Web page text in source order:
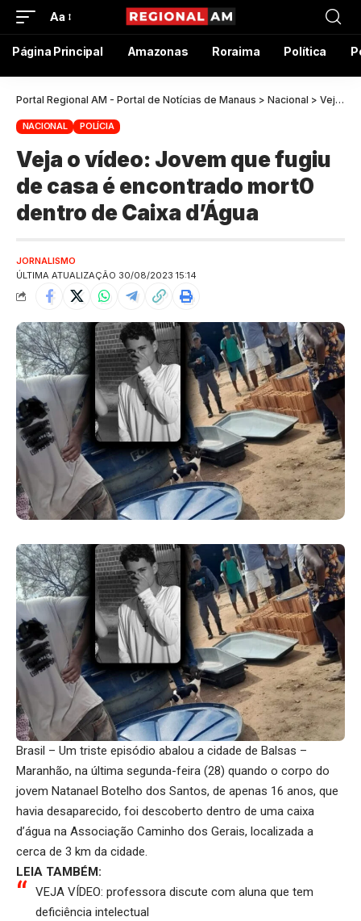
Aa
Página Principal Amazonas Roraima Política
Portal Regional AM - Portal de Notícias de Manaus > Nacional > Veja o vídeo: Jovem que fugiu de casa é encontrado mort0 dentro de Caixa d’Água
NACIONAL POLÍCIA
Veja o vídeo: Jovem que fugiu
de casa é encontrado mort0
dentro de Caixa d’Água
ÚLTIMA ATUALIZAÇÃO 30/08/2023 15:14
JORNALISMO
Brasil – Um triste episódio abalou a cidade de Balsas –
Maranhão, na última segunda-feira (28) quando o corpo do
jovem Natanael Botelho dos Santos, de apenas 16 anos, que
havia desaparecido, foi descoberto dentro de uma caixa
d’água na Associação Caminho dos Gerais, localizada a
cerca de 3 km da cidade.
LEIA TAMBÉM:
VEJA VÍDEO: professora discute com aluna que tem
deficiência intelectual